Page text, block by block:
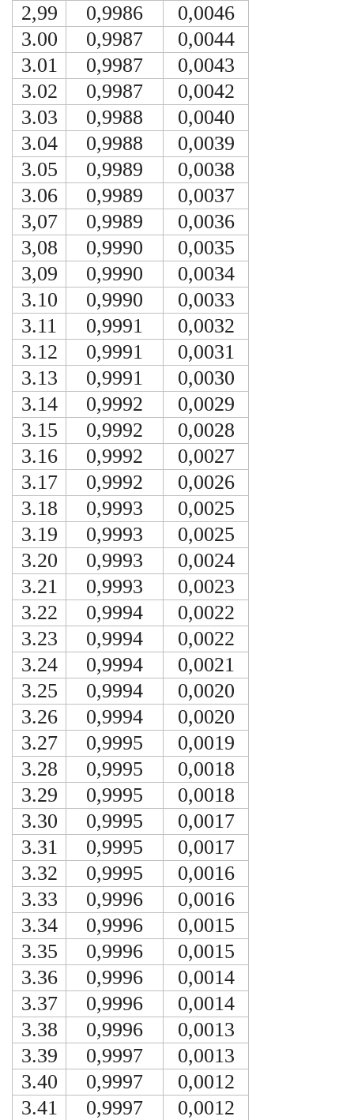
2,99
0,9986
0,0046
3.00
0,9987
0,0044
3.01
0,9987
0,0043
3.02
0,9987
0,0042
3.03
0,9988
0,0040
3.04
0,9988
0,0039
3.05
0,9989
0,0038
3.06
0,9989
0,0037
3,07
0,9989
0,0036
3,08
0,9990
0,0035
3,09
0,9990
0,0034
3.10
0,9990
0,0033
3.11
0,9991
0,0032
3.12
0,9991
0,0031
3.13
0,9991
0,0030
3.14
0,9992
0,0029
3.15
0,9992
0,0028
3.16
0,9992
0,0027
3.17
0,9992
0,0026
3.18
0,9993
0,0025
3.19
0,9993
0,0025
3.20
0,9993
0,0024
3.21
0,9993
0,0023
3.22
0,9994
0,0022
3.23
0,9994
0,0022
3.24
0,9994
0,0021
3.25
0,9994
0,0020
3.26
0,9994
0,0020
3.27
0,9995
0,0019
3.28
0,9995
0,0018
3.29
0,9995
0,0018
3.30
0,9995
0,0017
3.31
0,9995
0,0017
3.32
0,9995
0,0016
3.33
0,9996
0,0016
3.34
0,9996
0,0015
3.35
0,9996
0,0015
3.36
0,9996
0,0014
3.37
0,9996
0,0014
3.38
0,9996
0,0013
3.39
0,9997
0,0013
3.40
0,9997
0,0012
3.41
0,9997
0,0012